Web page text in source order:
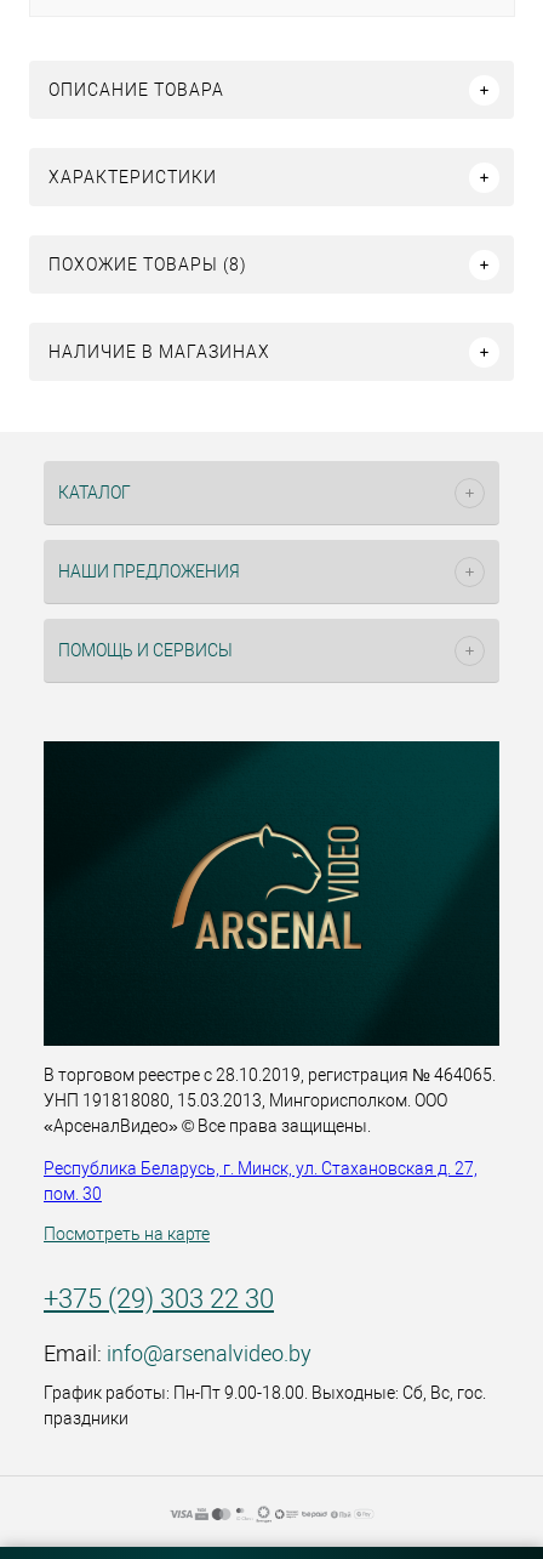
ОПИСАНИЕ ТОВАРА
ХАРАКТЕРИСТИКИ
ПОХОЖИЕ ТОВАРЫ (8)
НАЛИЧИЕ В МАГАЗИНАХ
КАТАЛОГ
НАШИ ПРЕДЛОЖЕНИЯ
ПОМОЩЬ И СЕРВИСЫ
В торговом реестре с 28.10.2019, регистрация № 464065.
УНП 191818080, 15.03.2013, Мингорисполком. ООО
«АрсеналВидео» © Все права защищены.
Республика Беларусь, г. Минск, ул. Стахановская д. 27,
пом. 30
Посмотреть на карте
+375 (29) 303 22 30
Email: info@arsenalvideo.by
График работы: Пн-Пт 9.00-18.00. Выходные: Сб, Вс, гос.
праздники